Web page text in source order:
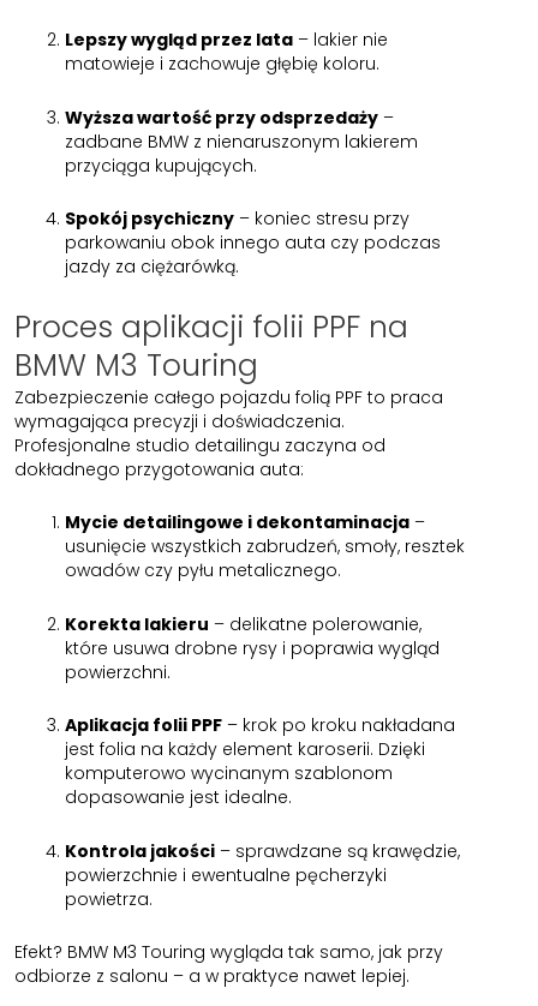
Lepszy wygląd przez lata – lakier nie
matowieje i zachowuje głębię koloru.
Wyższa wartość przy odsprzedaży –
zadbane BMW z nienaruszonym lakierem
przyciąga kupujących.
Spokój psychiczny – koniec stresu przy
parkowaniu obok innego auta czy podczas
jazdy za ciężarówką.
Proces aplikacji folii PPF na
BMW M3 Touring
Zabezpieczenie całego pojazdu folią PPF to praca
wymagająca precyzji i doświadczenia.
Profesjonalne studio detailingu zaczyna od
dokładnego przygotowania auta:
Mycie detailingowe i dekontaminacja –
usunięcie wszystkich zabrudzeń, smoły, resztek
owadów czy pyłu metalicznego.
Korekta lakieru – delikatne polerowanie,
które usuwa drobne rysy i poprawia wygląd
powierzchni.
Aplikacja folii PPF – krok po kroku nakładana
jest folia na każdy element karoserii. Dzięki
komputerowo wycinanym szablonom
dopasowanie jest idealne.
Kontrola jakości – sprawdzane są krawędzie,
powierzchnie i ewentualne pęcherzyki
powietrza.
Efekt? BMW M3 Touring wygląda tak samo, jak przy
odbiorze z salonu – a w praktyce nawet lepiej.